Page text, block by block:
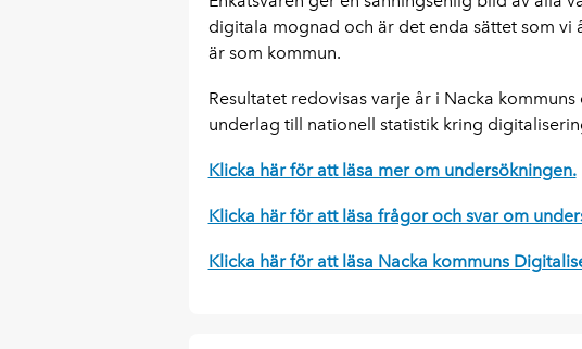
digitala mognad och är det enda sättet som
är som kommun.
Resultatet redovisas varje år i Nacka
underlag till nationell statistik kring
Klicka här för att läsa mer om undersökningen.
Klicka här för att läsa frågor och svar om
Klicka här för att läsa Nacka kommuns